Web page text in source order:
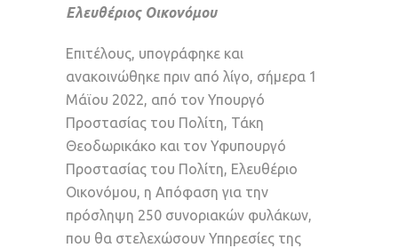
Ελευθέριος Οικονόμου
Επιτέλους, υπογράφηκε και
ανακοινώθηκε πριν από λίγο, σήμερα 1
Μάϊου 2022, από τον Υπουργό
Προστασίας του Πολίτη, Τάκη
Θεοδωρικάκο και τον Υφυπουργό
Προστασίας του Πολίτη, Ελευθέριο
Οικονόμου, η Απόφαση για την
πρόσληψη 250 συνοριακών φυλάκων,
που θα στελεχώσουν Υπηρεσίες της